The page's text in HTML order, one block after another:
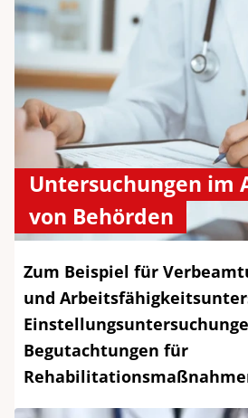
Untersuchungen im
von Behörden
Zum Beispiel für
und
Begutachtungen für